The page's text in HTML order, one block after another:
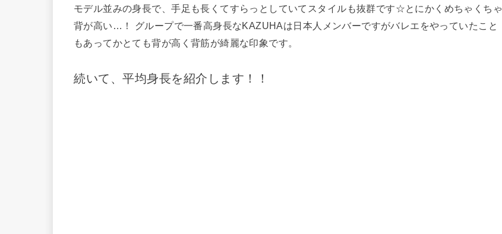
モデル並みの身長で、手足も長くてすらっとしていてスタイルも抜群です☆とにかくめちゃくちゃ
背が高い…！ グループで一番高身長なKAZUHAは日本人メンバーですがバレエをやっていたこと
もあってかとても背が高く背筋が綺麗な印象です。
続いて、平均身長を紹介します！！